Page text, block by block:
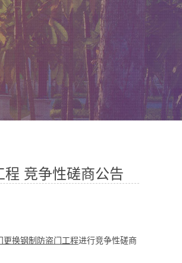
竞争性磋商公告
更换钢制防盗门工程进行竞争性磋商